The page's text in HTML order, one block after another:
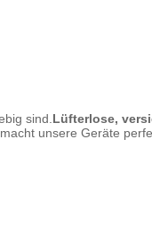
sind. Lüfterlose,
unsere Geräte